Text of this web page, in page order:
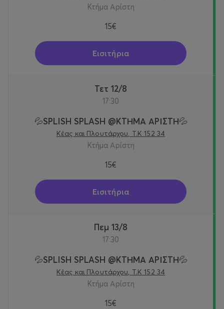
Κτήμα Αρίστη
15€
Εισιτήρια
Τετ 12/8
17:30
💦SPLISH SPLASH @KTΗΜΑ ΑΡΙΣΤΗ💦
Κέας και Πλουτάρχου, Τ.Κ 152 34
Κτήμα Αρίστη
15€
Εισιτήρια
Πεμ 13/8
17:30
💦SPLISH SPLASH @KTΗΜΑ ΑΡΙΣΤΗ💦
Κέας και Πλουτάρχου, Τ.Κ 152 34
Κτήμα Αρίστη
15€